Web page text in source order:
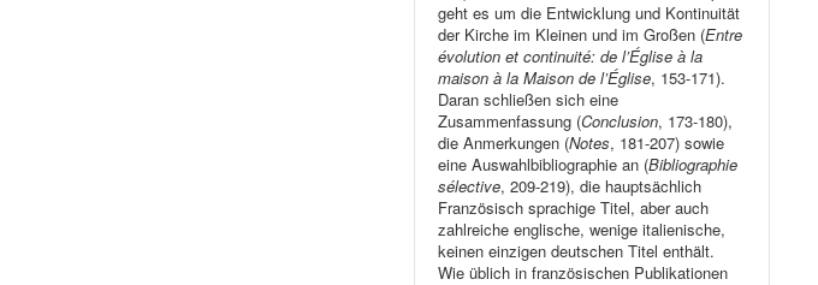
geht es um die Entwicklung und Kontinuität
der Kirche im Kleinen und im Großen (Entre
évolution et continuité: de l’Église à la
maison à la Maison de l’Église, 153-171).
Daran schließen sich eine
Zusammenfassung (Conclusion, 173-180),
die Anmerkungen (Notes, 181-207) sowie
eine Auswahlbibliographie an (Bibliographie
sélective, 209-219), die hauptsächlich
Französisch sprachige Titel, aber auch
zahlreiche englische, wenige italienische,
keinen einzigen deutschen Titel enthält.
Wie üblich in französischen Publikationen